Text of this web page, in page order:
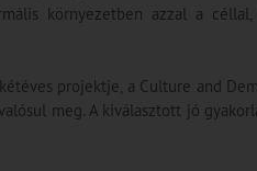
környezetben azzal a
projektje, a Culture and
meg. A kiválasztott jó